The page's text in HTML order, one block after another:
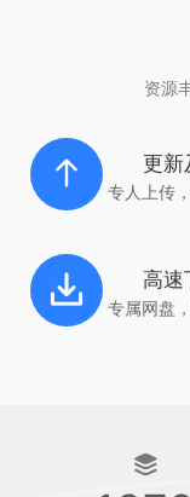
资源
更新
专人上传
高速
专属网盘